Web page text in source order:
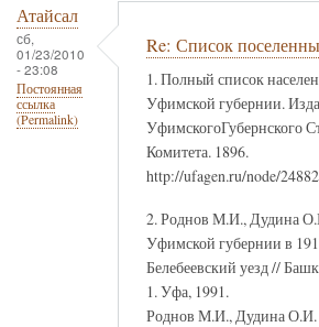
Атайсал
сб,
01/23/2010
- 23:08
Постоянная
ссылка
(Permalink)
Re: Список
1. Полный список
Уфимской губернии.
УфимскогоГубернского
Комитета. 1896.
http://ufagen.ru/node/24882
2. Роднов М.И., Дудина
Уфимской губернии в
Белебеевский уезд //
1. Уфа, 1991.
Роднов М.И., Дудина О.И.